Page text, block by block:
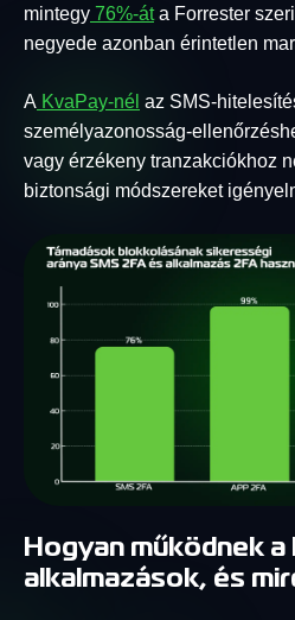
mintegy 76%-áta Forrester
negyede azonban érintetlen
A KvaPay-nél az SMS-
személyazonosság-
vagy érzékeny tranzakciókhoz
biztonsági módszereket
Hogyan működnek
alkalmazások, és